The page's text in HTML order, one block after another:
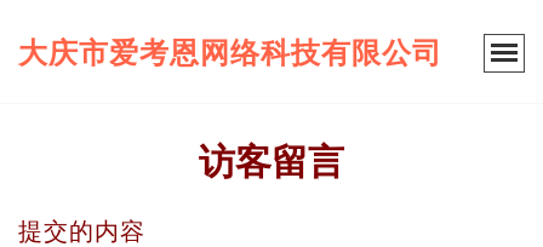
大庆市爱考恩网络科技有限公司
访客留言
提交的内容